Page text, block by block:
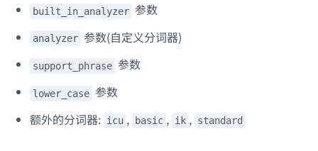
built_in_analyzer 参数
analyzer 参数(自定义分词器)
support_phrase 参数
lower_case 参数
额外的分词器: icu , basic , ik , standard